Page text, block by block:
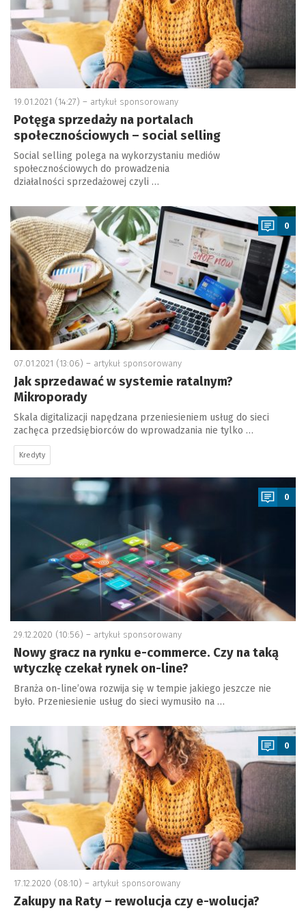
19.01.2021 (14:27) – artykuł sponsorowany
Potęga sprzedaży na portalach
społecznościowych – social selling
Social selling polega na wykorzystaniu mediów
społecznościowych do prowadzenia
działalności sprzedażowej czyli …
a
0
07.01.2021 (13:06) – artykuł sponsorowany
Jak sprzedawać w systemie ratalnym?
Mikroporady
Skala digitalizacji napędzana przeniesieniem usług do sieci
zachęca przedsiębiorców do wprowadzania nie tylko …
Kredyty
a
0
29.12.2020 (10:56) – artykuł sponsorowany
Nowy gracz na rynku e-commerce. Czy na taką
wtyczkę czekał rynek on-line?
Branża on-line’owa rozwija się w tempie jakiego jeszcze nie
było. Przeniesienie usług do sieci wymusiło na …
a
0
17.12.2020 (08:10) – artykuł sponsorowany
Zakupy na Raty – rewolucja czy e-wolucja?